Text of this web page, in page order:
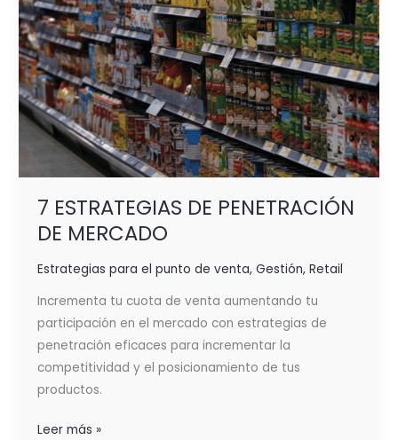
7 ESTRATEGIAS DE PENETRACIÓN
DE MERCADO
Estrategias para el punto de venta, Gestión, Retail
Incrementa tu cuota de venta aumentando tu
participación en el mercado con estrategias de
penetración eficaces para incrementar la
competitividad y el posicionamiento de tus
productos.
Leer más »